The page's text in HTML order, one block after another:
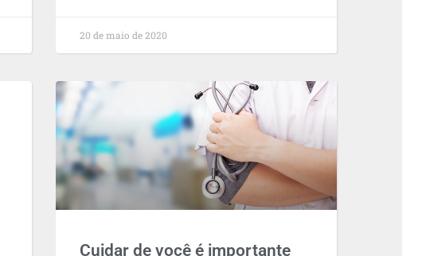
20 de maio de 2020
Cuidar de você é importante